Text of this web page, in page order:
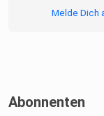
Melde Dich
Abonnenten